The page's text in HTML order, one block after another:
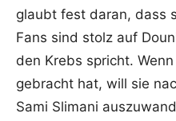
glaubt fest daran, dass
Fans sind stolz auf
den Krebs spricht.
gebracht hat, will sie
Sami Slimani